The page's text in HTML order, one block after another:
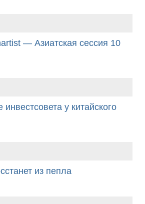
— Азиатская сессия 10
у китайского
из пепла